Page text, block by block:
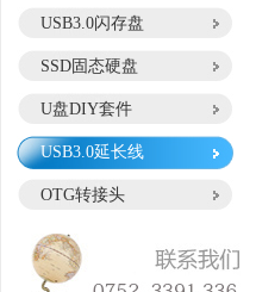
USB3.0闪存盘
SSD固态硬盘
U盘DIY套件
USB3.0延长线
OTG转接头